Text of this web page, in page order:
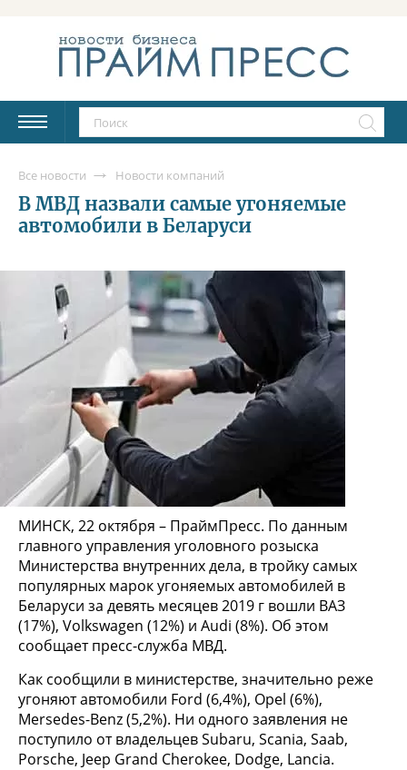
Все новости Новости компаний
В МВД назвали самые угоняемые
автомобили в Беларуси
МИНСК, 22 октября – ПраймПресс. По данным
главного управления уголовного розыска
Министерства внутренних дела, в тройку самых
популярных марок угоняемых автомобилей в
Беларуси за девять месяцев 2019 г вошли ВАЗ
(17%), Volkswagen (12%) и Audi (8%). Об этом
сообщает пресс-служба МВД.
Как сообщили в министерстве, значительно реже
угоняют автомобили Ford (6,4%), Opel (6%),
Mersedes-Benz (5,2%). Ни одного заявления не
поступило от владельцев Subaru, Scania, Saab,
Porsche, Jeep Grand Cherokee, Dodge, Lancia.